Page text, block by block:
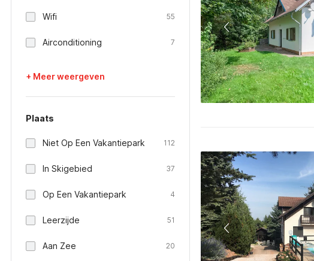
Wifi 55
Airconditioning 7
+ Meer weergeven
Plaats
Niet Op Een Vakantiepark 112
In Skigebied 37
Op Een Vakantiepark 4
Leerzijde 51
Aan Zee 20